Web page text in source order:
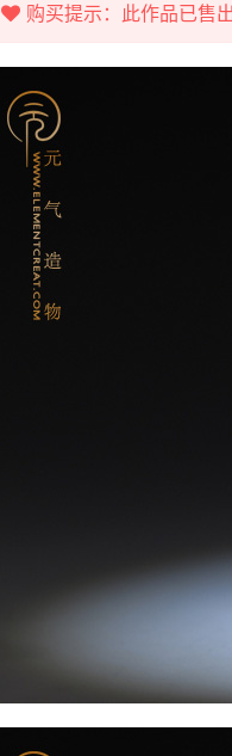
购买提示：此作品已